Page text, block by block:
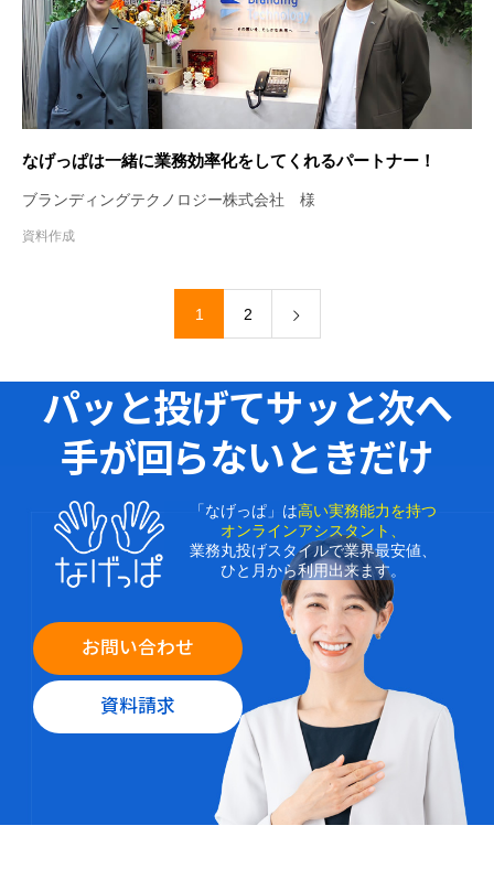
なげっぱは一緒に業務効率化をしてくれるパートナー！
ブランディングテクノロジー株式会社 様
資料作成
1 2
パッと投げてサッと次へ
手が回らないときだけ
「なげっぱ」は高い実務能力を持つ
オンラインアシスタント、
業務丸投げスタイルで業界最安値、
ひと月から利用出来ます。
お問い合わせ
資料請求